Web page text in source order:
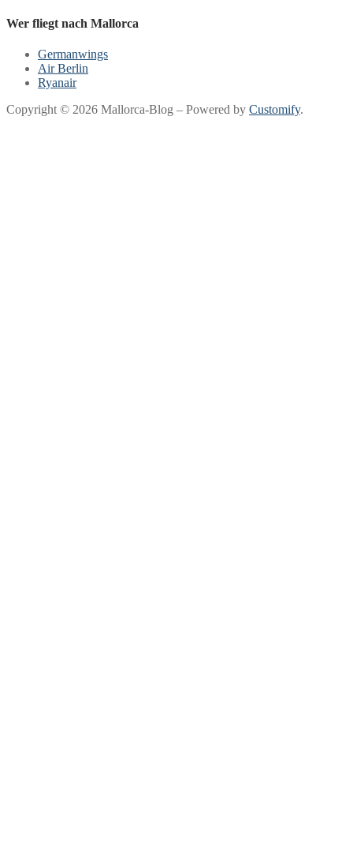
Wer fliegt nach Mallorca
Germanwings
Air Berlin
Ryanair
Copyright © 2026 Mallorca-Blog – Powered by Customify.